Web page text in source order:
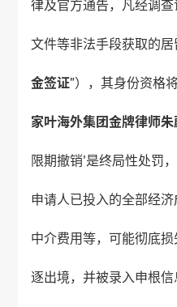
律及官方通告，凡经调
文件等非法手段获取的
金签证”），其身份资格
家叶海外集团金牌律师朱
限期撤销’是终局性处罚
申请人已投入的全部经
中介费用等，可能彻底
逐出境，并被录入申根